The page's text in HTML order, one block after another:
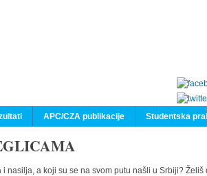
APC/CZA publikacije Studentska
a koji su se na svom putu našli u Srbiji?